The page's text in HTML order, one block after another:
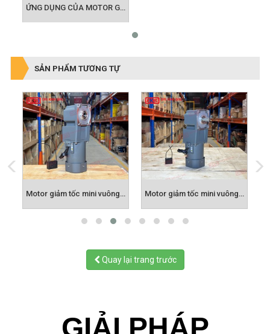
ỨNG DỤNG CỦA MOTOR GIẢM TỐC MINI
SẢN PHẨM TƯƠNG TỰ
Quay lại trang trước